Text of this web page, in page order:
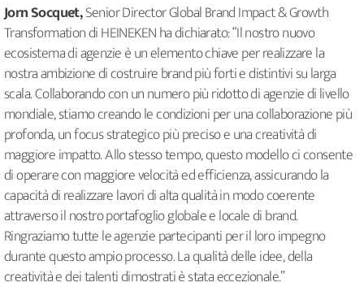
Jorn Socquet,Senior Director Global Brand Impact & Growth
Transformation di HEINEKEN ha dichiarato: “Il nostro nuovo
ecosistema di agenzie è un elemento chiave per realizzare la
nostra ambizione di costruire brand più forti e distintivi su larga
scala. Collaborando con un numero più ridotto di agenzie di livello
mondiale, stiamo creando le condizioni per una collaborazione più
profonda, un focus strategico più preciso e una creatività di
maggiore impatto. Allo stesso tempo, questo modello ci consente
di operare con maggiore velocità ed efficienza, assicurando la
capacità di realizzare lavori di alta qualità in modo coerente
attraverso il nostro portafoglio globale e locale di brand.
Ringraziamo tutte le agenzie partecipanti per il loro impegno
durante questo ampio processo. La qualità delle idee, della
creatività e dei talenti dimostrati è stata eccezionale.”